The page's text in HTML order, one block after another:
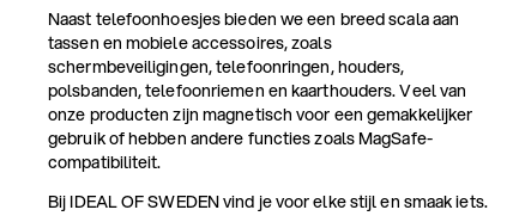
Naast telefoonhoesjes bieden we een breed scala aan
tassen en mobiele accessoires, zoals
schermbeveiligingen, telefoonringen, houders,
polsbanden, telefoonriemen en kaarthouders. Veel van
onze producten zijn magnetisch voor een gemakkelijker
gebruik of hebben andere functies zoals MagSafe-
compatibiliteit.
Bij IDEAL OF SWEDEN vind je voor elke stijl en smaak iets.